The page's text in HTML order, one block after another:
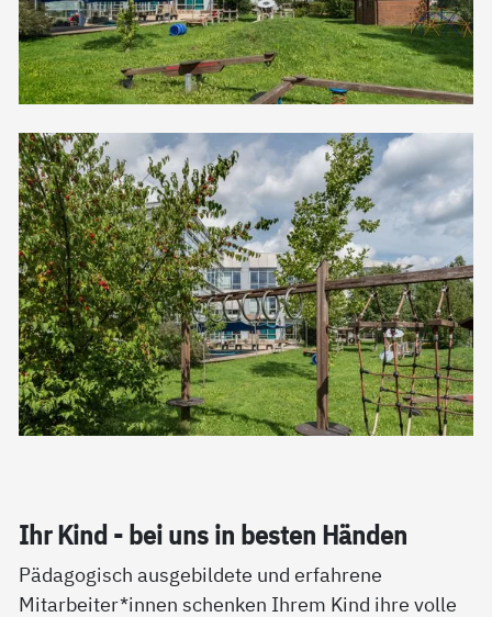
Ihr Kind - bei uns in bes­ten Hän­den
Pädagogisch ausgebildete und erfahrene
Mitarbeiter*innen schenken Ihrem Kind ihre volle